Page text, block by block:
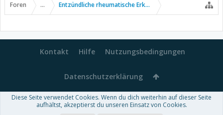
Foren ... Entzündliche rheumatische Erkrankungen
Kontakt Hilfe Nutzungsbedingungen
Datenschutzerklärung
Forum software by XenForo™-Deutsch von xenDach
Diese Seite verwendet Cookies. Wenn du dich weiterhin auf dieser Seite
aufhältst, akzeptierst du unseren Einsatz von Cookies.